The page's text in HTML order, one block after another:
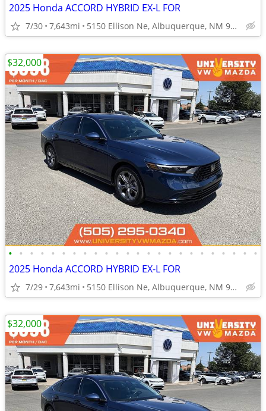
2025 Honda ACCORD HYBRID EX-L FOR
7/30 7,643mi 5150 Ellison Ne, Albuquerque, NM 97109
• • • • • • • • • • • • • • • • • • • • • • • •
2025 Honda ACCORD HYBRID EX-L FOR
7/29 7,643mi 5150 Ellison Ne, Albuquerque, NM 97109
$32,000
$32,000